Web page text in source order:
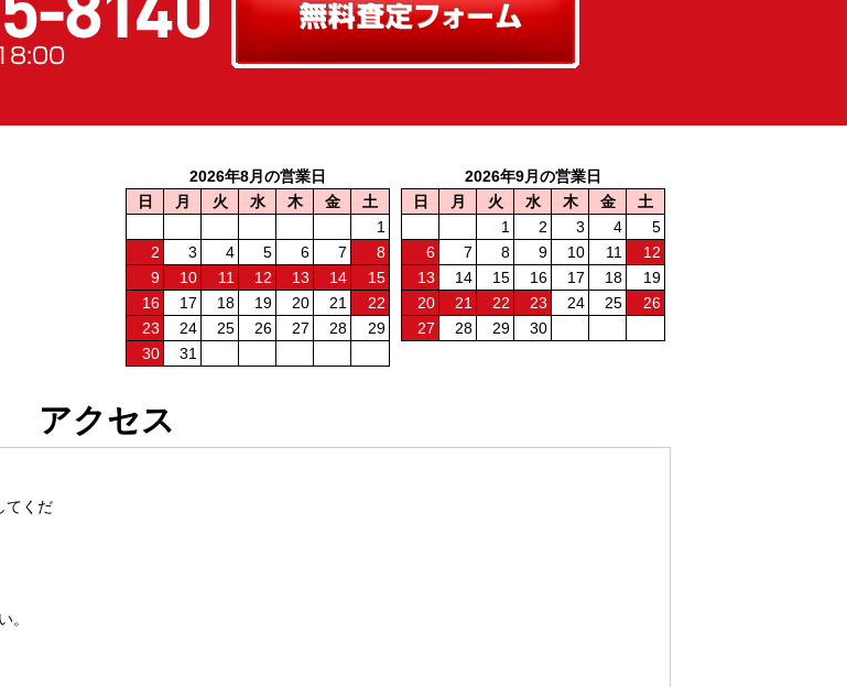
2026年8月の営業日
日
月 火 水 木 金
土
1
2
3 4 5 6 7
8
9
10 11 12 13 14
15
16
17 18 19 20 21
22
23
24 25 26 27 28
29
30
31
2026年9月の営業日
日
月 火 水 木 金
土
1
2 3 4
5
6
7 8 9 10 11
12
13
14 15 16 17 18
19
20
21 22 23 24 25
26
27
28 29 30
アクセス
てくだ
。